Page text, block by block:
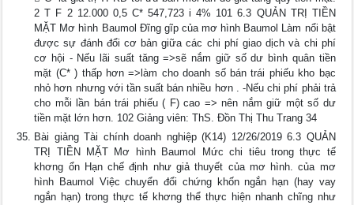
2 T F 2 12.000 0,5 C* 547,723 i 4% 101 6.3 QUẢN TRỊ TIỀN
MẶT Mơ hình Baumol Đĩng gĩp của mơ hình Baumol Làm nổi bật
được sự đánh đổi cơ bản giữa các chi phí giao dịch và chi phí
cơ hội - Nếu lãi suất tăng =>sẽ nắm giữ số dư bình quân tiền
mặt (C* ) thấp hơn =>làm cho doanh số bán trái phiếu kho bạc
nhỏ hơn nhưng với tần suất bán nhiều hơn . -Nếu chi phí phải trả
cho mỗi lần bán trái phiếu ( F) cao => nên nắm giữ một số dư
tiền mặt lớn hơn. 102 Giảng viên: ThS. Đồn Thị Thu Trang 34
Bài giảng Tài chính doanh nghiệp (K14) 12/26/2019 6.3 QUẢN
TRỊ TIỀN MẶT Mơ hình Baumol Mức chi tiêu trong thực tế
khơng ổn Hạn chế định như giả thuyết của mơ hình. của mơ
hình Baumol Việc chuyển đổi chứng khốn ngắn hạn (hay vay
ngắn hạn) trong thực tế khơng thể thực hiện nhanh chĩng như